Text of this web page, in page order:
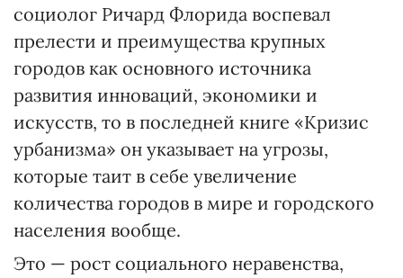
социолог Ричард Флорида воспевал
прелести и преимущества крупных
городов как основного источника
развития инноваций, экономики и
искусств, то в последней книге «Кризис
урбанизма» он указывает на угрозы,
которые таит в себе увеличение
количества городов в мире и городского
населения вообще.
Это — рост социального неравенства,